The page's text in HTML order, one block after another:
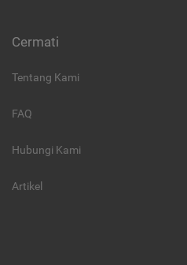
Cermati
Tentang Kami
FAQ
Hubungi Kami
Artikel